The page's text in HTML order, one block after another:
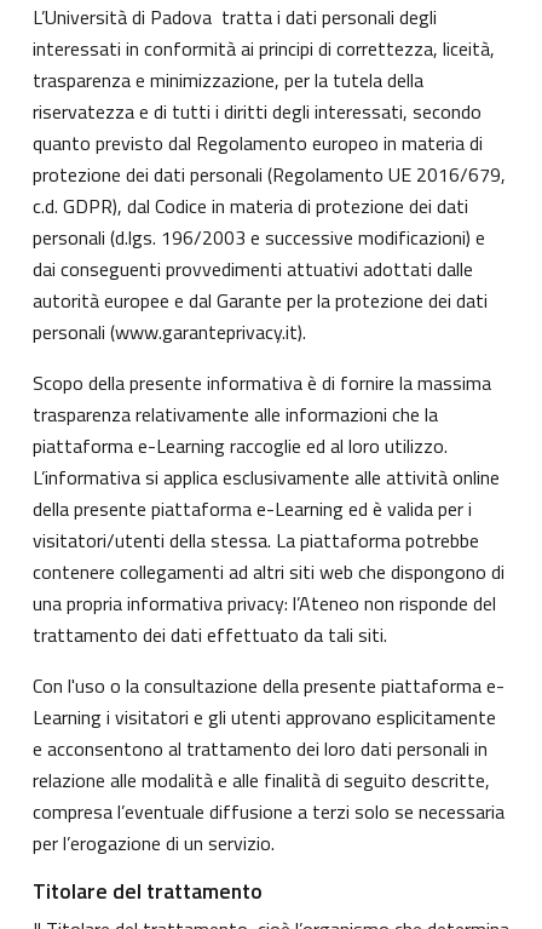
L’Università di Padova tratta i dati personali degli
interessati in conformità ai principi di correttezza, liceità,
trasparenza e minimizzazione, per la tutela della
riservatezza e di tutti i diritti degli interessati, secondo
quanto previsto dal Regolamento europeo in materia di
protezione dei dati personali (Regolamento UE 2016/679,
c.d. GDPR), dal Codice in materia di protezione dei dati
personali (d.lgs. 196/2003 e successive modificazioni) e
dai conseguenti provvedimenti attuativi adottati dalle
autorità europee e dal Garante per la protezione dei dati
personali (www.garanteprivacy.it).
Scopo della presente informativa è di fornire la massima
trasparenza relativamente alle informazioni che la
piattaforma e-Learning raccoglie ed al loro utilizzo.
L’informativa si applica esclusivamente alle attività online
della presente piattaforma e-Learning ed è valida per i
visitatori/utenti della stessa. La piattaforma potrebbe
contenere collegamenti ad altri siti web che dispongono di
una propria informativa privacy: l’Ateneo non risponde del
trattamento dei dati effettuato da tali siti.
Con l'uso o la consultazione della presente piattaforma e-
Learning i visitatori e gli utenti approvano esplicitamente
e acconsentono al trattamento dei loro dati personali in
relazione alle modalità e alle finalità di seguito descritte,
compresa l’eventuale diffusione a terzi solo se necessaria
per l’erogazione di un servizio.
Titolare del trattamento